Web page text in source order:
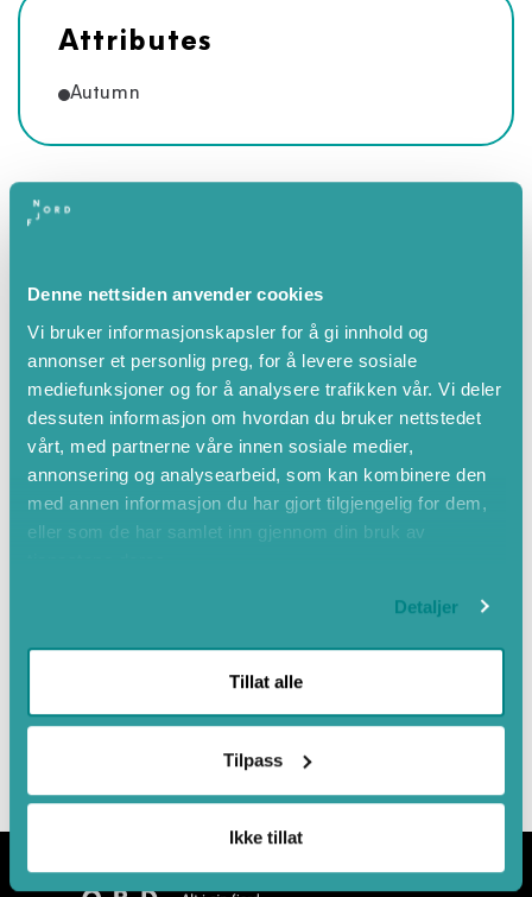
Denne nettsiden anvender cookies
Vi bruker informasjonskapsler for å gi innhold og
annonser et personlig preg, for å levere sosiale
mediefunksjoner og for å analysere trafikken vår. Vi deler
dessuten informasjon om hvordan du bruker nettstedet
vårt, med partnerne våre innen sosiale medier,
annonsering og analysearbeid, som kan kombinere den
med annen informasjon du har gjort tilgjengelig for dem,
eller som de har samlet inn gjennom din bruk av
Detaljer
Tillat alle
Tilpass
Ikke tillat
Attributes
Autumn
Leaflet|©OpenStreetMapcontributors